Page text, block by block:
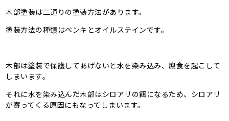
木部塗装は二通りの塗装方法があります。
塗装方法の種類はペンキとオイルステインです。
木部は塗装で保護してあげないと水を染み込み、腐食を起こして
しまいます。
それに水を染み込んだ木部はシロアリの餌になるため、シロアリ
が寄ってくる原因にもなってしまいます。